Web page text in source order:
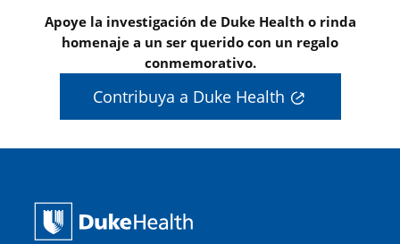
Apoye la investigación de Duke Health o rinda
homenaje a un ser querido con un regalo
conmemorativo.
Contribuya a Duke Health